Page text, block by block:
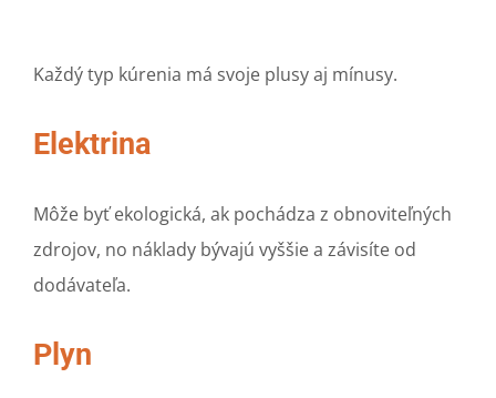
Každý typ kúrenia má svoje plusy aj mínusy.
Elektrina
Môže byť ekologická, ak pochádza z obnoviteľných
zdrojov, no náklady bývajú vyššie a závisíte od
dodávateľa.
Plyn